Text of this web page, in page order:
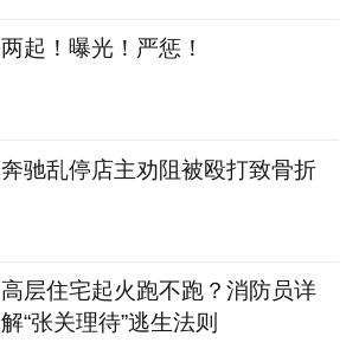
两起！曝光！严惩！
奔驰乱停店主劝阻被殴打致骨折
高层住宅起火跑不跑？消防员详
解“张关理待”逃生法则